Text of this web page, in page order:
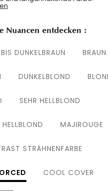
Nuancen entdecken :
DUNKELBRAUN BRAUN
DUNKELBLOND
SEHR HELLBLOND
HELLBLOND MAJIROUGE
STRÄHNENFARBE
COOL COVER